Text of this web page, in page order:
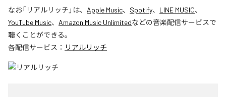
なお「リアルリッチ 」は、 Apple Music、 Spotify、 LINE MUSIC、
YouTube Music、 Amazon Music Unlimitedなどの音楽配信サービスで
聴くことができる。
各配信サービス： リアルリッチ